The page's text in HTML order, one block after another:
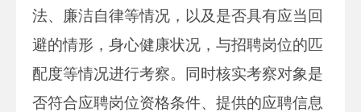
法、廉洁自律等情况，以及是否具有应当回
避的情形，身心健康状况，与招聘岗位的匹
配度等情况进行考察。同时核实考察对象是
否符合应聘岗位资格条件、提供的应聘信息